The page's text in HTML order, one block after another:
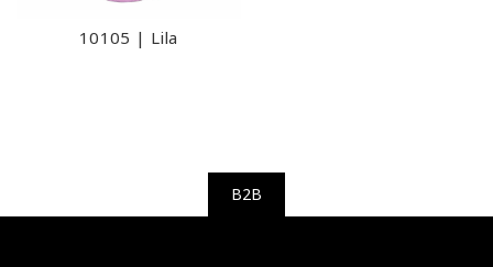
10105 | Lila
B2B